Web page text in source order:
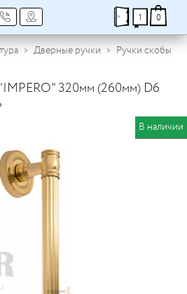
1 0
Дверные ручки
Ручки скобы
320мм (260мм) D6
В наличии